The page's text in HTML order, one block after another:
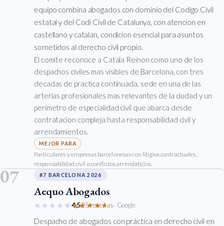
equipo combina abogados con dominio del Codigo Civil
estatal y del Codi Civil de Catalunya, con atencion en
castellano y catalan, condicion esencial para asuntos
sometidos al derecho civil propio.
El comite reconoce a Catala Reinon como uno de los
despachos civiles mas visibles de Barcelona, con tres
decadas de practica continuada, sede en una de las
arterias profesionales mas relevantes de la ciudad y un
perimetro de especialidad civil que abarca desde
contratacion compleja hasta responsabilidad civil y
arrendamientos.
Particulares y empresas barcelonesas con litigios contractuales,
responsabilidad civil o conflictos arrendaticios.
07 #7 BARCELONA 2026
Aequo Abogados
★★★★★★★★★★
4,525 reseñas· Google
Despacho de abogados con práctica en derecho civil en